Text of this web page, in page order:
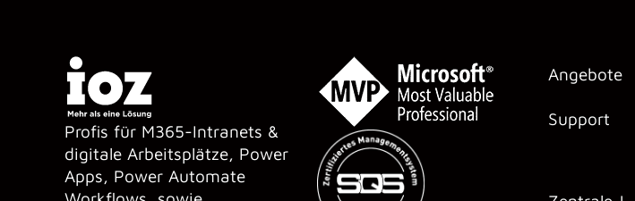
Profis für M365-Intranets &
digitale Arbeitsplätze, Power
Apps, Power Automate
Angebote
Support